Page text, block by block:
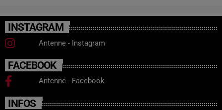
INSTAGRAM
Antenne - Instagram
FACEBOOK
Antenne - Facebook
INFOS